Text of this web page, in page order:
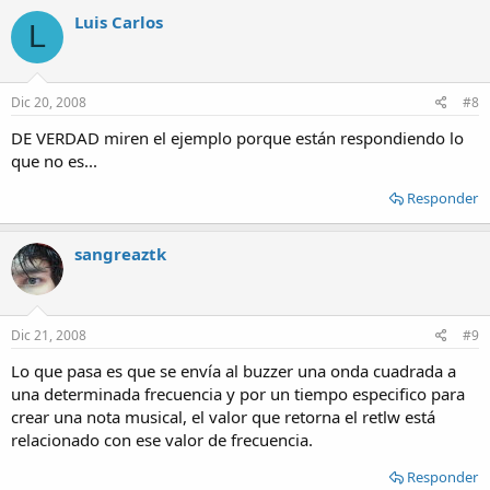
L Luis Carlos
Dic 20, 2008 #8
DE VERDAD miren el ejemplo porque están respondiendo lo
que no es...
Responder
sangreaztk
Dic 21, 2008 #9
Lo que pasa es que se envía al buzzer una onda cuadrada a
una determinada frecuencia y por un tiempo especifico para
crear una nota musical, el valor que retorna el retlw está
relacionado con ese valor de frecuencia.
Responder